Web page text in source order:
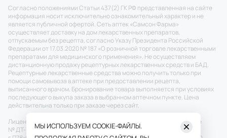
Согласно положениями Статьи 437(2) ГК РФ представленная на сайте
информация носит исключительно ознакомительный характер и не
является публичной офертой. Сеть аптек «Самсон Фарма»
осуществляет доставку на дом лекарственных препаратов,
отпускаемым без рецепта, согласно Указу Президента Российской
Федерации от 17.03.2020 № 187 «О розничной торговле лекарственными
препаратами для медицинского применения». Не осуществляем
дистанционную продажу рецептурных лекарственных средств и БАД.
Рецептурные лекарственные средства можно получить только при
помощи самовывоза в аптеке при предоставлении рецепта,
выписанного врачом. Бронирование товара выполняется при условиях
последующего выкупа заказа в выбранном аптечном пункте. Цена
действительна только при заказе через сайт.
Лицензия №: ЛО-77-02-011343 от 22.12.2020 г.
Разрешение
№ ДТ-77-000464 от 27.12.2021 г.СкачатьП50-673/20 от 26.05.2020
МЫ ИСПОЛЬЗУЕМ COOKIE-ФАЙЛЫ.